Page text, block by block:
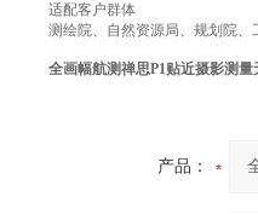
适配客户群体
测绘院、自然资源局、规划院
全画幅航测禅思P1贴近摄影测量
产品：